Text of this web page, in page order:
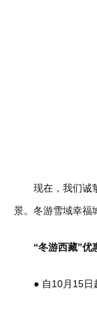
现在，我们诚挚
景。冬游雪域幸福
“冬游西藏”优
● 自10月15日